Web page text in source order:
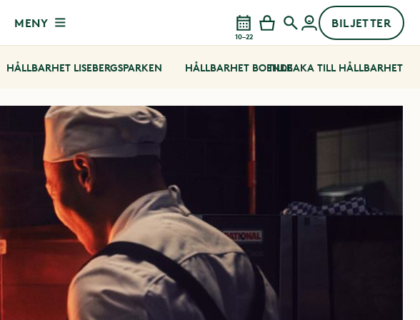
10–22
BILJETTER
MENY
HÅLLBARHET LISEBERGSPARKEN HÅLLBARHET BOENDETILLBAKA TILL HÅLLBARHET